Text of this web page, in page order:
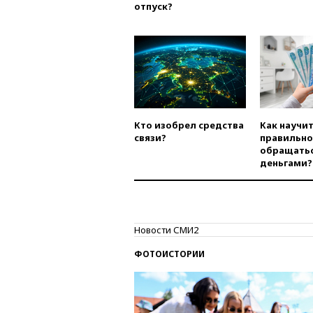
отпуск?
Кто изобрел средства
связи?
Как
правильно
деньгами?
Новости СМИ2
ФОТОИСТОРИИ